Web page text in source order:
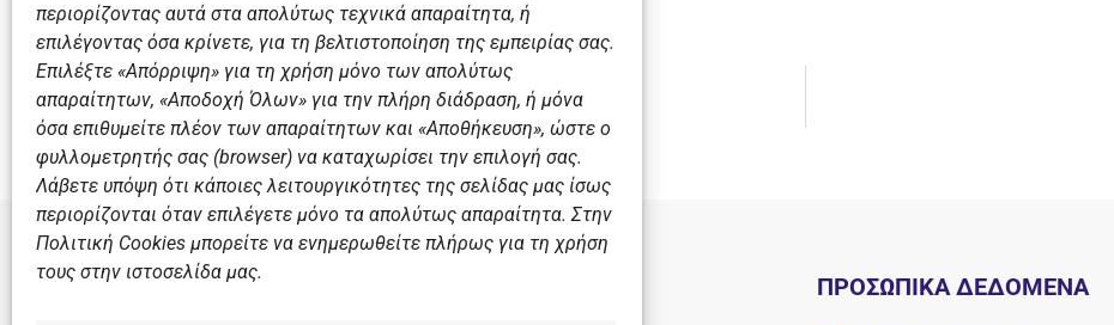
περιορίζοντας αυτά στα απολύτως τεχνικά απαραίτητα, ή
επιλέγοντας όσα κρίνετε, για τη βελτιστοποίηση της εμπειρίας σας.
Επιλέξτε «Απόρριψη» για τη χρήση μόνο των απολύτως
απαραίτητων, «Αποδοχή Όλων» για την πλήρη διάδραση, ή μόνα
όσα επιθυμείτε πλέον των απαραίτητων και «Αποθήκευση», ώστε ο
φυλλομετρητής σας (browser) να καταχωρίσει την επιλογή σας.
Λάβετε υπόψη ότι κάποιες λειτουργικότητες της σελίδας μας ίσως
περιορίζονται όταν επιλέγετε μόνο τα απολύτως απαραίτητα. Στην
Πολιτική Cookies μπορείτε να ενημερωθείτε πλήρως για τη χρήση
τους στην ιστοσελίδα μας.
Προηγούμενο
Ανακοίνωση για την αποχώρηση του Τεό Λοράντου από τον ΝΟΒ
ΠΡΟΣΩΠΙΚΑ ΔΕΔΟΜΕΝΑ